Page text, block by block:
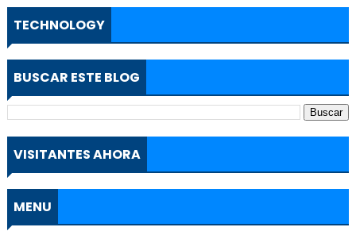
TECHNOLOGY
BUSCAR ESTE BLOG
VISITANTES AHORA
MENU